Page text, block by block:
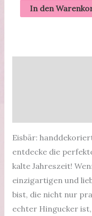
Eisbär
handdekorierte
Menge
In den
Eisbär:
entdecke die
kalte Jahreszeit!
einzigartigen und
bist, die nicht nur
echter Hingucker